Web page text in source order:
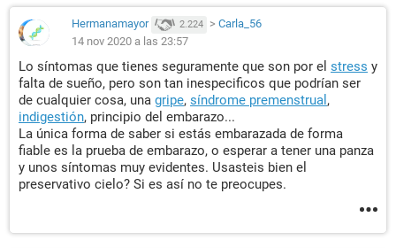
Hermanamayor 2.224 > Carla_56
14 nov 2020 a las 23:57
Lo síntomas que tienes seguramente que son por el stress y
falta de sueño, pero son tan inespecificos que podrían ser
de cualquier cosa, una gripe, síndrome premenstrual ,
indigestión, principio del embarazo...
La única forma de saber si estás embarazada de forma
fiable es la prueba de embarazo, o esperar a tener una panza
y unos síntomas muy evidentes. Usasteis bien el
preservativo cielo? Si es así no te preocupes.